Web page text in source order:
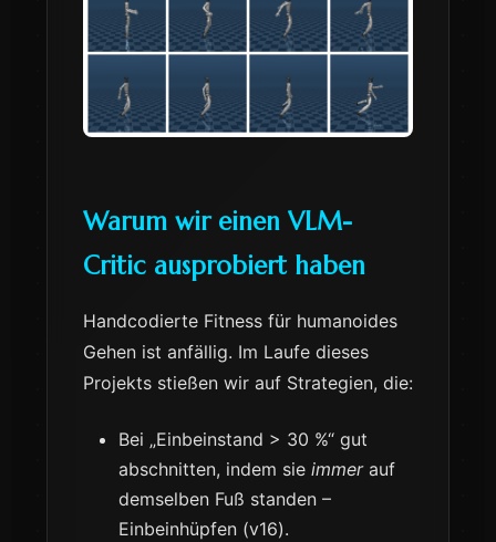
Warum wir einen VLM-
Critic ausprobiert haben
Handcodierte Fitness für humanoides
Gehen ist anfällig. Im Laufe dieses
Projekts stießen wir auf Strategien, die:
Bei „Einbeinstand > 30 %“ gut
abschnitten, indem sie immerauf
demselben Fuß standen –
Einbeinhüpfen (v16).